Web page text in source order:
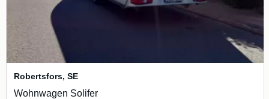
Robertsfors, SE
Wohnwagen Solifer